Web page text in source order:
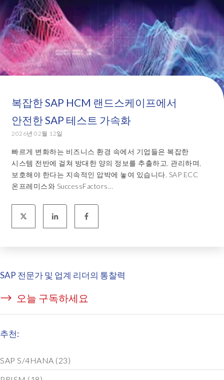
복잡한 SAP HCM 랜드스케이프에서
안전한 SAP 테스트 가속화
2026년 02월 12일
빠르게 변화하는 비즈니스 환경 속에서 기업들은 복잡한
시스템 전반에 걸쳐 방대한 양의 정보를 추출하고, 관리하며,
보호해야 한다는 지속적인 압박에 놓여 있습니다. SAP ECC
온프레미스와 SuccessFactors...
SAP 전문가 및 업계 리더의 통찰력
오늘 구독하세요
추천:
SAP S/4HANA (23)